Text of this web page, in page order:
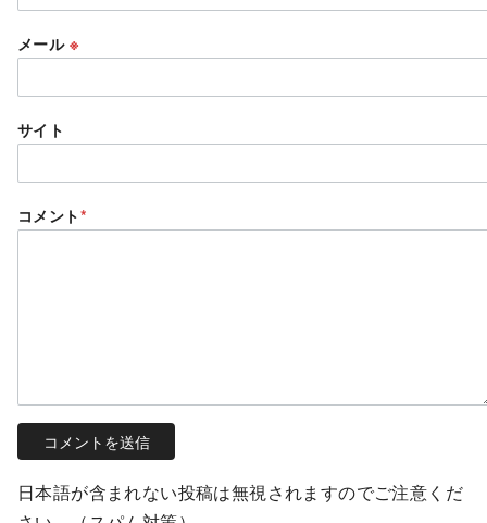
メール ※
サイト
コメント*
日本語が含まれない投稿は無視されますのでご注意くだ